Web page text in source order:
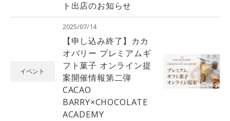
ト出店のお知らせ
イベント
2025/07/14
【申し込み終了】カカ
オバリー プレミアムギ
フト菓子 オンライン提
案開催情報第二弾
CACAO
BARRY×CHOCOLATE
ACADEMY